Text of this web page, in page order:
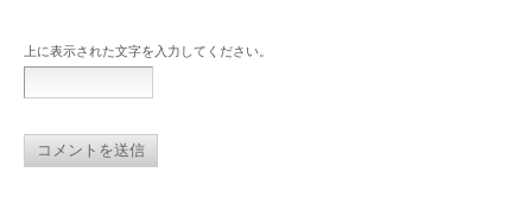
上に表示された文字を入力してください。